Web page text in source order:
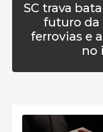
SC trava
futuro da
ferrovias e
no